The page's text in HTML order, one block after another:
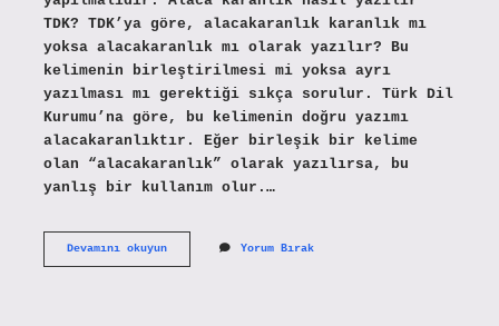
TDK? TDK’ya göre, alacakaranlık karanlık mı
yoksa alacakaranlık mı olarak yazılır? Bu
kelimenin birleştirilmesi mi yoksa ayrı
yazılması mı gerektiği sıkça sorulur. Türk Dil
Kurumu’na göre, bu kelimenin doğru yazımı
alacakaranlıktır. Eğer birleşik bir kelime
olan “alacakaranlık” olarak yazılırsa, bu
yanlış bir kullanım olur.…
Devamını okuyunKör
Yorum Bırak